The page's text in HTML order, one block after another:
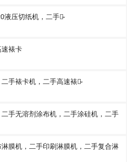
压切纸机，二手国̴
裱卡​‌
手裱卡机，二手高速裱卡̴
手无溶剂涂布机，二手涂硅机，二手
膜机，二手印刷淋膜机，二手复合淋